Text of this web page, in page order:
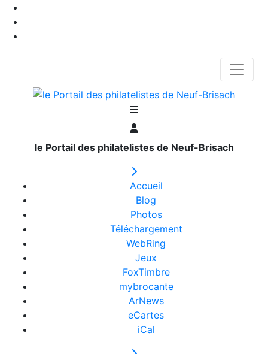
le Portail des philatelistes de Neuf-Brisach
Accueil
Blog
Photos
Téléchargement
WebRing
Jeux
FoxTimbre
mybrocante
ArNews
eCartes
iCal